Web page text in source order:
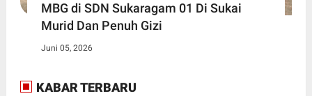
MBG di SDN Sukaragam 01 Di Sukai
Murid Dan Penuh Gizi
Juni 05, 2026
KABAR TERBARU